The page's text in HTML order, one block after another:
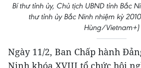
Bí thư tỉnh ủy, Chủ tịch UBND tỉnh Bắc
thư tỉnh ủy Bắc Ninh nhiệm kỳ
Hùng/Vietnam+)
Ngày 11/2, Ban Chấp hành
Ninh khóa XVIII tổ chức hội